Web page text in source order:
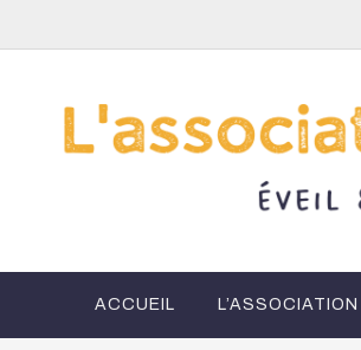
contenu
ACCUEIL L’ASSOCIATION